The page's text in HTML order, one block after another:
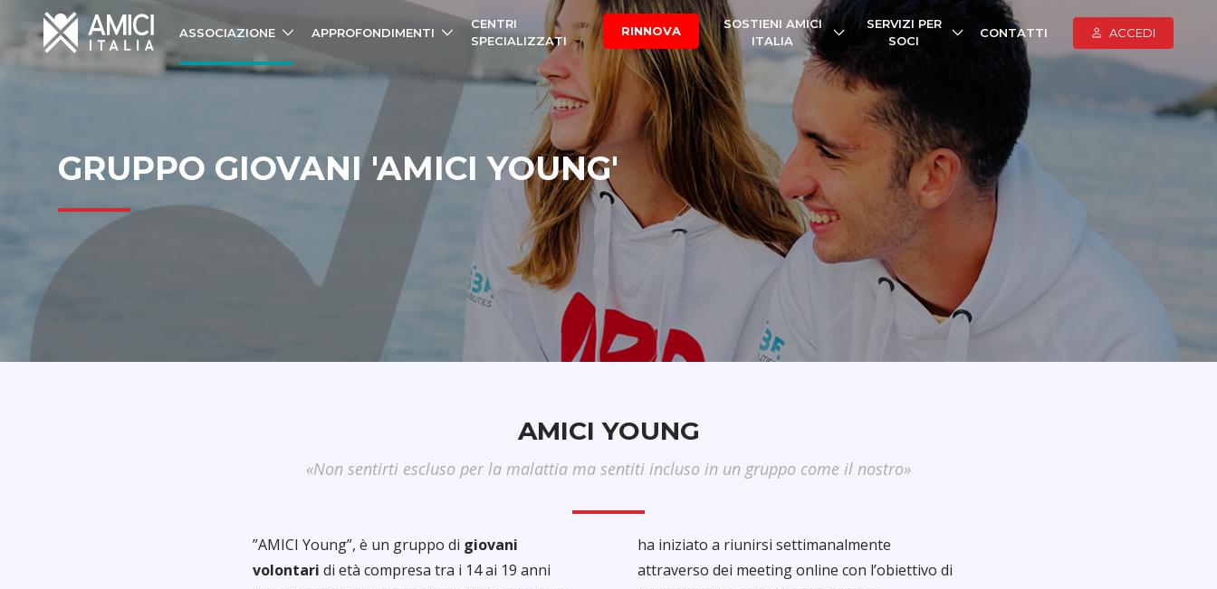
ASSOCIAZIONE APPROFONDIMENTI
CENTRI
SPECIALIZZATI
RINNOVA
SOSTIENI AMICI
ITALIA
SERVIZI PER
SOCI
CONTATTI ACCEDI
GRUPPO GIOVANI 'AMICI YOUNG'
AMICI YOUNG
«Non sentirti escluso per la malattia ma sentiti incluso in un gruppo come il nostro»
”AMICI Young”, è un gruppo di giovani
volontari di età compresa tra i 14 ai 19 anni
ha iniziato a riunirsi settimanalmente
attraverso dei meeting online con l’obiettivo di